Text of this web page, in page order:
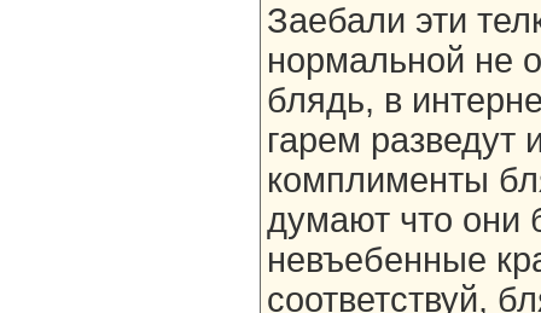
Заебали эти
нормальной не
блядь, в
гарем разведут
комплименты
думают что они
невъебенные
соответствуй,